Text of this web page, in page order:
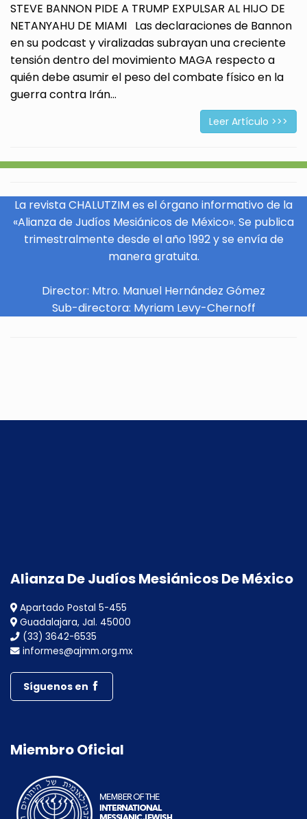
STEVE BANNON PIDE A TRUMP EXPULSAR AL HIJO DE
NETANYAHU DE MIAMI Las declaraciones de Bannon
en su podcast y viralizadas subrayan una creciente
tensión dentro del movimiento MAGA respecto a
quién debe asumir el peso del combate físico en la
guerra contra Irán...
Leer Artículo >>>
La revista CHALUTZIM es el órgano informativo de la
«Alianza de Judíos Mesiánicos de México». Se publica
trimestralmente desde el año 1992 y se envía de
manera gratuita.
Director: Mtro. Manuel Hernández Gómez
Sub-directora: Myriam Levy-Chernoff
Alianza De Judíos Mesiánicos De México
Apartado Postal 5-455
Guadalajara, Jal. 45000
(33) 3642-6535
informes@ajmm.org.mx
Síguenos en
Miembro Oficial